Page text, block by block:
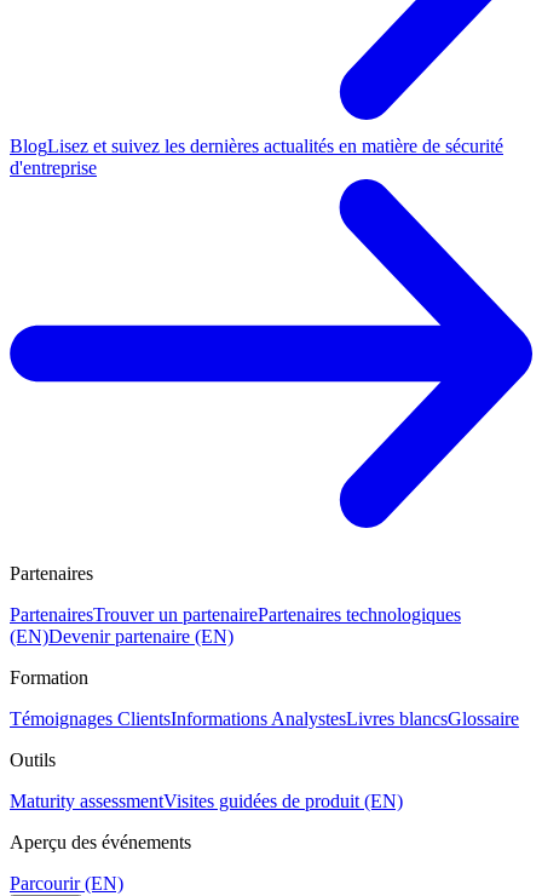
BlogLisez et suivez les dernières actualités en matière de sécurité
d'entreprise
Partenaires
PartenairesTrouver un partenairePartenaires technologiques
(EN)Devenir partenaire (EN)
Formation
Témoignages ClientsInformations AnalystesLivres blancsGlossaire
Outils
Maturity assessmentVisites guidées de produit (EN)
Aperçu des événements
Parcourir (EN)